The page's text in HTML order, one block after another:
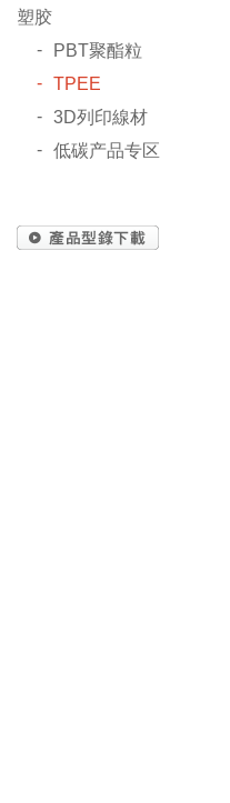
塑胶
PBT聚酯粒
TPEE
3D列印線材
低碳产品专区